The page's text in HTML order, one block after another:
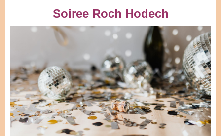
Soiree Roch Hodech